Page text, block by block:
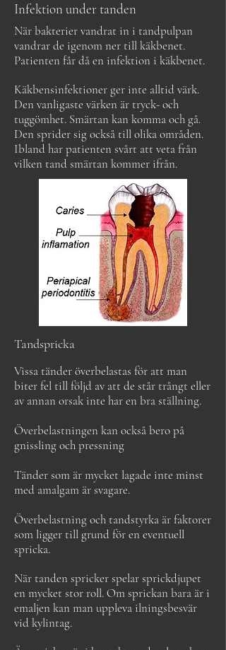
Infektion under tanden
När bakterier vandrat in i tandpulpan
vandrar de igenom ner till käkbenet.
Patienten får då en infektion i käkbenet.
Käkbensinfektioner ger inte alltid värk.
Den vanligaste värken är tryck- och
tuggömhet. Smärtan kan komma och gå.
Den sprider sig också till olika områden.
Ibland har patienten svårt att veta från
vilken tand smärtan kommer ifrån.
Tandspricka
Vissa tänder överbelastas för att man
biter fel till följd av att de står trångt eller
av annan orsak inte har en bra ställning.
Överbelastningen kan också bero på
gnissling och pressning
Tänder som är mycket lagade inte minst
med amalgam är svagare.
Överbelastning och tandstyrka är faktorer
som ligger till grund för en eventuell
spricka.
När tanden spricker spelar sprickdjupet
en mycket stor roll. Om sprickan bara är i
emaljen kan man uppleva ilningsbesvär
vid kylintag.